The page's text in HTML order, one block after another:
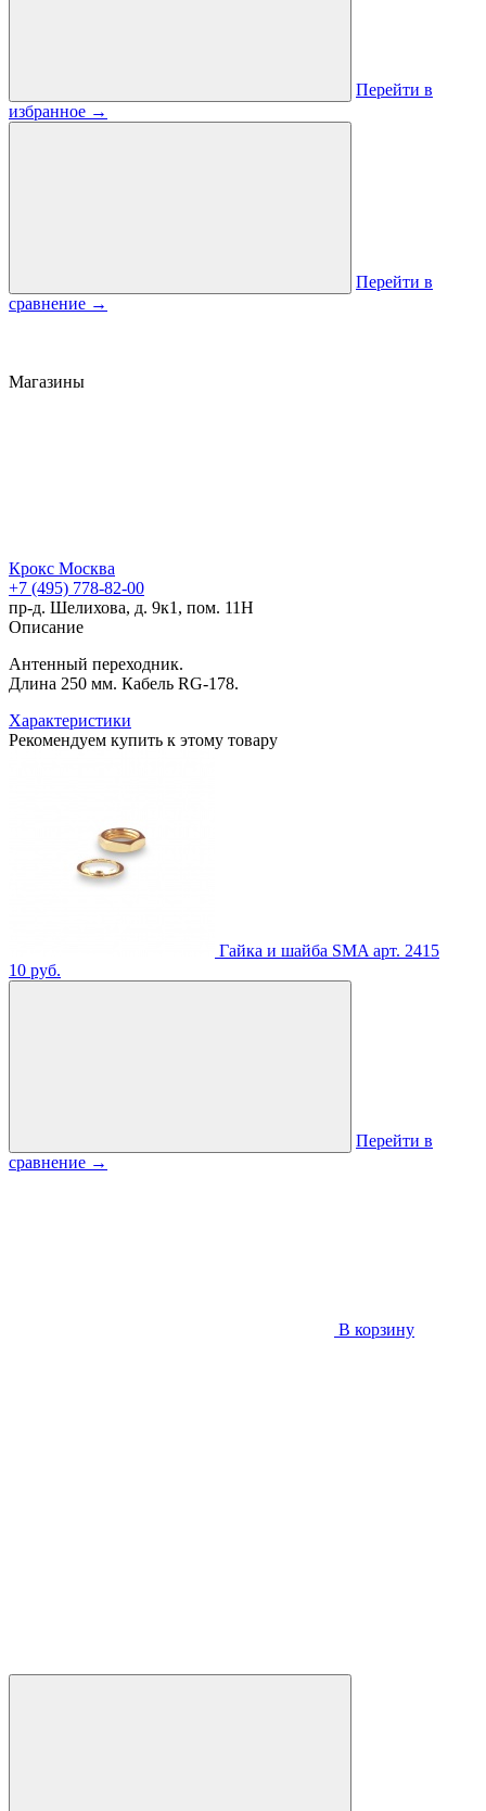
Перейти в
избранное →
Перейти в
сравнение →
Магазины
Крокс Москва
+7 (495) 778-82-00
пр-д. Шелихова, д. 9к1, пом. 11Н
Описание
Антенный переходник.
Длина 250 мм. Кабель RG-178.
Характеристики
Рекомендуем купить к этому товару
Гайка и шайба SMA арт. 2415
10 руб.
Перейти в
сравнение →
В корзину